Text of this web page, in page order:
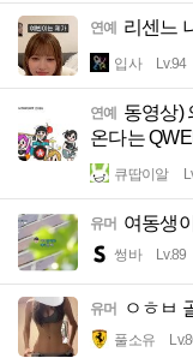
연예 리센느
입사 Lv.94
연예 동영상)
온다는
큐땁이알
유머 여동생
썽바 Lv.89
유머 ㅇㅎㅂ
풀소유